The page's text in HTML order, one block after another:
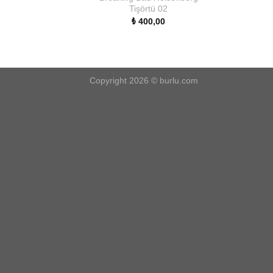
Tişörtü 02
₺ 400,00
Copyright 2026 © burlu.com